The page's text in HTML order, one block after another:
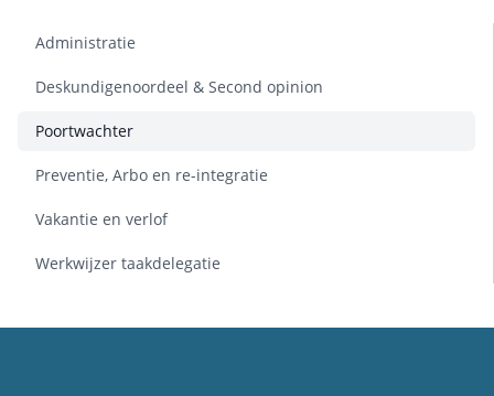
Administratie
Deskundigenoordeel & Second opinion
Poortwachter
Preventie, Arbo en re-integratie
Vakantie en verlof
Werkwijzer taakdelegatie